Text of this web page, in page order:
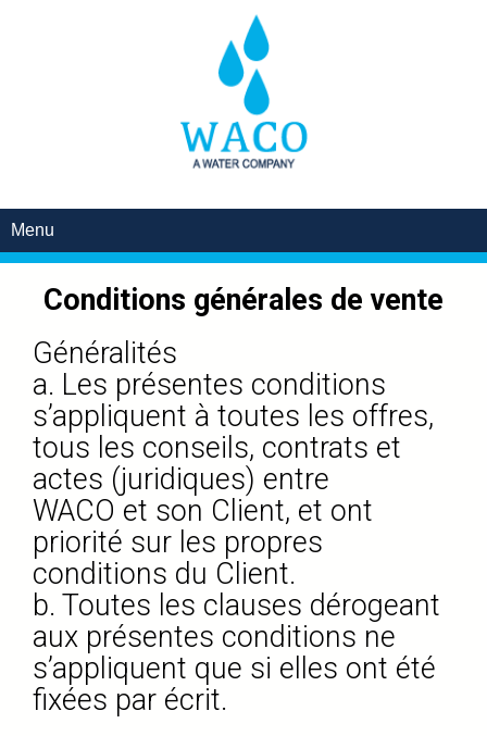
Menu
Conditions générales de vente
Généralités
a. Les présentes conditions
s’appliquent à toutes les offres,
tous les conseils, contrats et
actes (juridiques) entre
WACO et son Client, et ont
priorité sur les propres
conditions du Client.
b. Toutes les clauses dérogeant
aux présentes conditions ne
s’appliquent que si elles ont été
fixées par écrit.